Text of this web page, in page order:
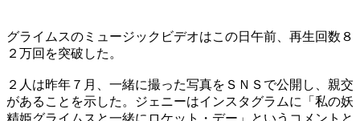
グライムスのミュージックビデオはこの日午前、再生回数８
２万回を突破した。
２人は昨年７月、一緒に撮った写真をＳＮＳで公開し、親交
があることを示した。ジェニーはインスタグラムに「私の妖
精姫グライムスと一緒にロケット・デー」というコメントと